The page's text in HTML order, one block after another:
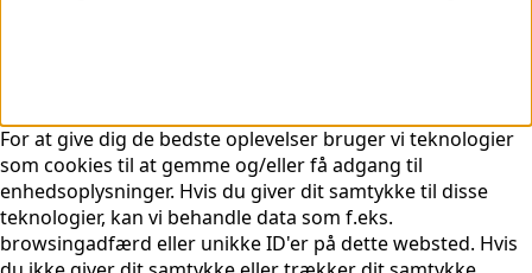
For at give dig de bedste oplevelser bruger vi teknologier
som cookies til at gemme og/eller få adgang til
enhedsoplysninger. Hvis du giver dit samtykke til disse
teknologier, kan vi behandle data som f.eks.
browsingadfærd eller unikke ID'er på dette websted. Hvis